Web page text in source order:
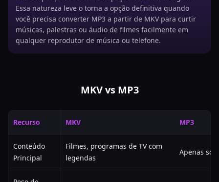
Essa natureza leve o torna a opção definitiva quando
você precisa converter MP3 a partir de MKV para curtir
músicas, palestras ou áudio de filmes facilmente em
qualquer reprodutor de música ou telefone.
MKV vs MP3
Recurso MKV MP3
Conteúdo
Principal
Filmes, programas de TV com
legendas
Apenas